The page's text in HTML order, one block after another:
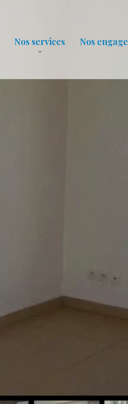
Nos services Nos